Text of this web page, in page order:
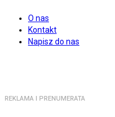
O nas
Kontakt
Napisz do nas
REKLAMA I PRENUMERATA